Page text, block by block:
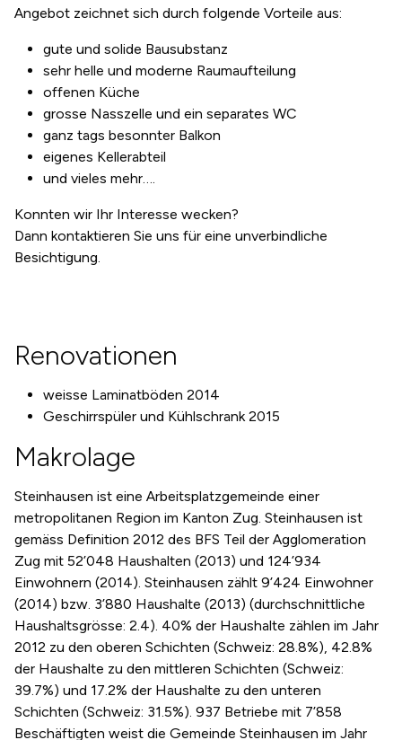
Angebot zeichnet sich durch folgende Vorteile aus:
gute und solide Bausubstanz
sehr helle und moderne Raumaufteilung
offenen Küche
grosse Nasszelle und ein separates WC
ganz tags besonnter Balkon
eigenes Kellerabteil
und vieles mehr….
Konnten wir Ihr Interesse wecken?
Dann kontaktieren Sie uns für eine unverbindliche
Besichtigung.
Renovationen
weisse Laminatböden 2014
Geschirrspüler und Kühlschrank 2015
Makrolage
Steinhausen ist eine Arbeitsplatzgemeinde einer
metropolitanen Region im Kanton Zug. Steinhausen ist
gemäss Definition 2012 des BFS Teil der Agglomeration
Zug mit 52’048 Haushalten (2013) und 124’934
Einwohnern (2014). Steinhausen zählt 9’424 Einwohner
(2014) bzw. 3’880 Haushalte (2013) (durchschnittliche
Haushaltsgrösse: 2.4). 40% der Haushalte zählen im Jahr
2012 zu den oberen Schichten (Schweiz: 28.8%), 42.8%
der Haushalte zu den mittleren Schichten (Schweiz:
39.7%) und 17.2% der Haushalte zu den unteren
Schichten (Schweiz: 31.5%). 937 Betriebe mit 7’858
Beschäftigten weist die Gemeinde Steinhausen im Jahr